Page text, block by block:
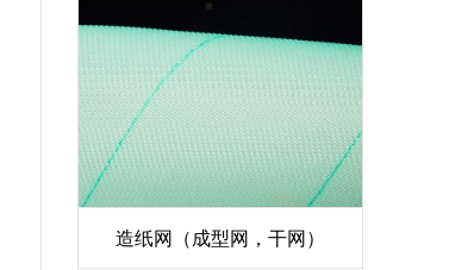
造纸网（成型网，干网）